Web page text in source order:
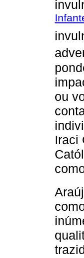
ou
Iraci